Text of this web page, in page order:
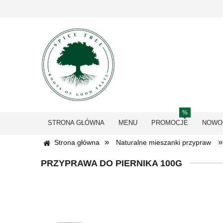
STRONA GŁÓWNA MENU PROMOCJE
Strona główna » Naturalne mieszanki przypraw »
PRZYPRAWA DO PIERNIKA 100G